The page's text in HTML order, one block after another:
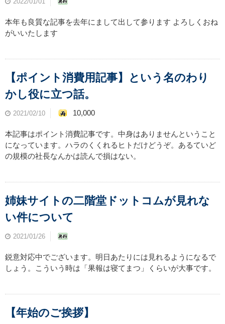
本年も良質な記事を去年にまして出して参ります よろしくおね
がいいたします
【ポイント消費用記事】という名のわり
かし役に立つ話。
2021/02/10 10,000
本記事はポイント消費記事です。中身はありませんということ
になっています。ハラのくくれるヒトだけどうぞ。あるていど
の規模の社長なんかは読んで損はない。
姉妹サイトの二階堂ドットコムが見れな
い件について
2021/01/26
鋭意対応中でございます。明日あたりには見れるようになるで
しょう。こういう時は「果報は寝てまつ」くらいが大事です。
【年始のご挨拶】